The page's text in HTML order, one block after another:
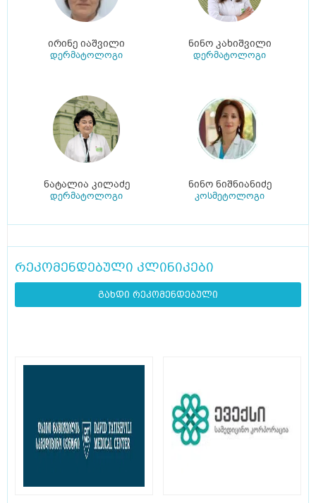
ირინე იაშვილი
დერმატოლოგი
ნინო კახიშვილი
დერმატოლოგი
ნატალია კილაძე
დერმატოლოგი
ნინო ნიშნიანიძე
კოსმეტოლოგი
რეკომენდებული კლინიკები
გახდი რეკომენდებული